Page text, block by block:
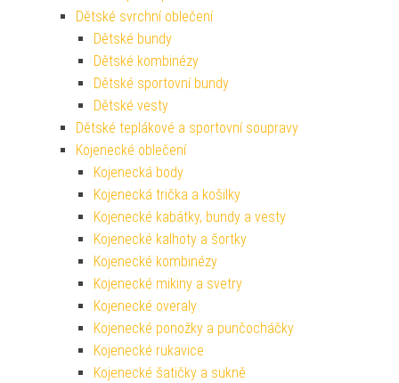
Dětské svrchní oblečení
Dětské bundy
Dětské kombinézy
Dětské sportovní bundy
Dětské vesty
Dětské teplákové a sportovní soupravy
Kojenecké oblečení
Kojenecká body
Kojenecká trička a košilky
Kojenecké kabátky, bundy a vesty
Kojenecké kalhoty a šortky
Kojenecké kombinézy
Kojenecké mikiny a svetry
Kojenecké overaly
Kojenecké ponožky a punčocháčky
Kojenecké rukavice
Kojenecké šatičky a sukně